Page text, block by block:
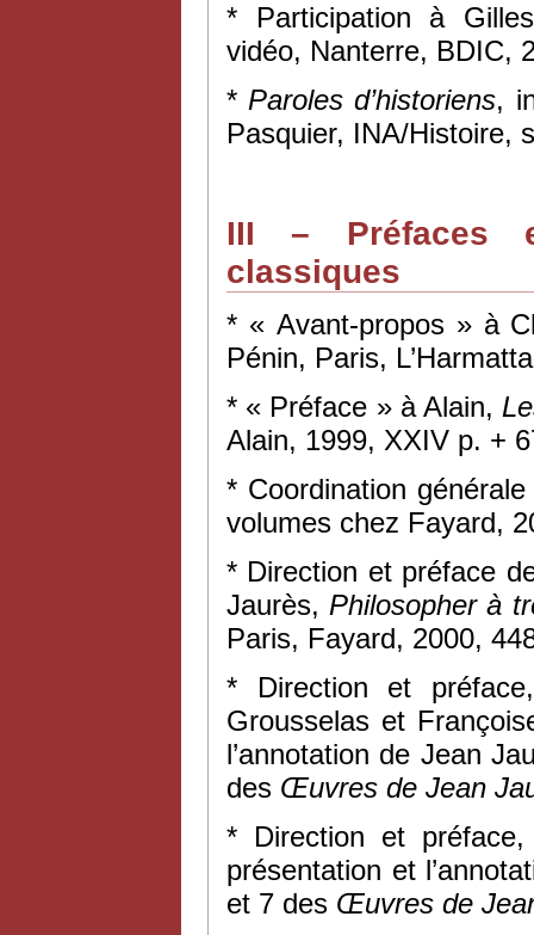
* Participation à
vidéo, Nanterre, BDIC,
* Paroles d’historiens,
Pasquier, INA/Histoire,
III – Préfaces
classiques
* « Avant-propos » à
Pénin, Paris,
* « Préface » à Alain,
Alain, 1999, XXIV p. +
* Coordination
volumes chez Fayard,
* Direction et préface
Jaurès, Philosopher à
Paris, Fayard, 2000,
* Direction et
Grousselas et
l’annotation de Jean
des Œuvres de Jean
* Direction et
présentation et
et 7 des Œuvres de